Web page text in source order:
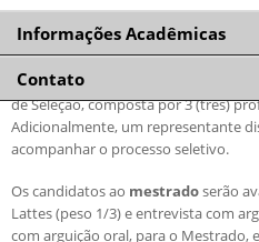
Inscrição
Condições gerais
Critérios de seleção
Número de vagas
Informações Acadêmicas
Comissão Coordenadora
Orientadores e linhas de pesquisa
Disciplinas do programa
Proficiência em língua inglesa
Critérios para concessão de bolsas
Contato
Critérios de seleção
Os candidatos inscritos para o
doutorado e doutorado direto serão
de Seleção, composta por 3 (três)
Adicionalmente, um representante
acompanhar o processo seletivo.
Os candidatos ao mestradoserão
Lattes (peso 1/3) e entrevista com
com arguição oral, para o Mestrado,